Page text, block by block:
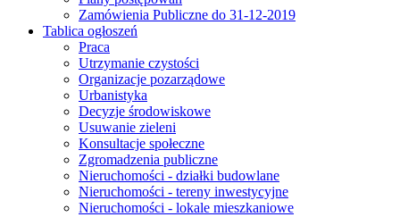
Zamówienia Publiczne do 31-12-2019
Tablica ogłoszeń
Praca
Utrzymanie czystości
Organizacje pozarządowe
Urbanistyka
Decyzje środowiskowe
Usuwanie zieleni
Konsultacje społeczne
Zgromadzenia publiczne
Nieruchomości - działki budowlane
Nieruchomości - tereny inwestycyjne
Nieruchomości - lokale mieszkaniowe